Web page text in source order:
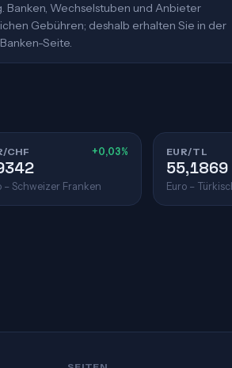
Wechselstuben und Anbieter
Gebühren; deshalb erhalten Sie in der
Seite.
CHF +0,03%
– Schweizer Franken
EUR/TL
55,1869
Euro –